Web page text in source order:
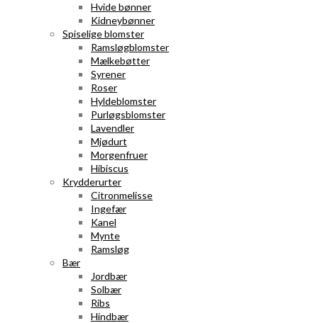
Hvide bønner
Kidneybønner
Spiselige blomster
Ramsløgblomster
Mælkebøtter
Syrener
Roser
Hyldeblomster
Purløgsblomster
Lavendler
Mjødurt
Morgenfruer
Hibiscus
Krydderurter
Citronmelisse
Ingefær
Kanel
Mynte
Ramsløg
Bær
Jordbær
Solbær
Ribs
Hindbær